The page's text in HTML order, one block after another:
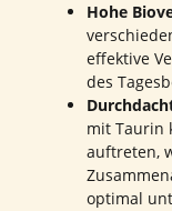
Hohe
effektive
des
mit Taurin
auftreten,
optimal